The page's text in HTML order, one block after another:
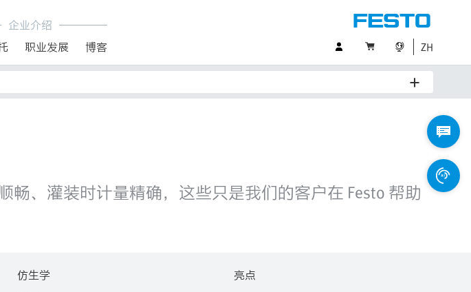
企业介绍
职业发展 博客 ZH
、灌装时计量精确，这些只是我们的客户在 Festo 帮助
仿生学
亮点